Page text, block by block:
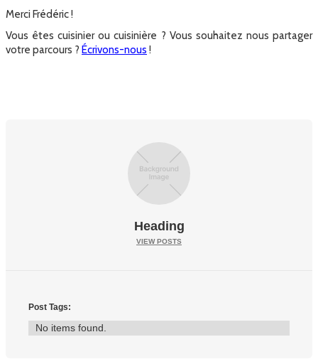
Merci Frédéric !
Vous êtes cuisinier ou cuisinière ? Vous souhaitez nous partager
votre parcours ? Écrivons-nous !
Heading
VIEW POSTS
Post Tags:
No items found.